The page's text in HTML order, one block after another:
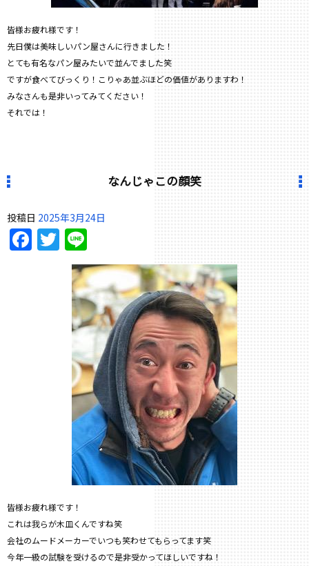
皆様お疲れ様です！
先日僕は美味しいパン屋さんに行きました！
とても有名なパン屋みたいで並んでました笑
ですが食べてびっくり！こりゃあ並ぶほどの価値がありますわ！
みなさんも是非いってみてください！
それでは！
なんじゃこの顔笑
投稿日 2025年3月24日
Facebook
Twitter
皆様お疲れ様です！
これは我らが木皿くんですね笑
会社のムードメーカーでいつも笑わせてもらってます笑
今年一級の試験を受けるので是非受かってほしいですね！